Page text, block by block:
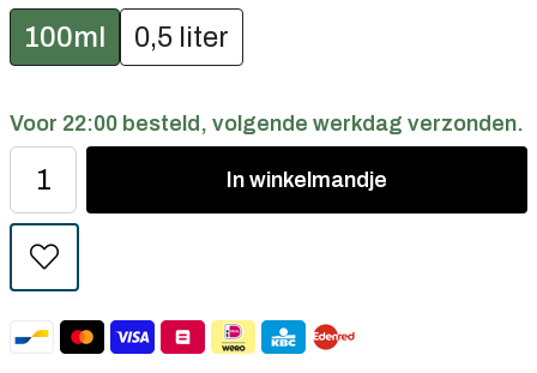
100ml 0,5 liter
Voor 22:00 besteld, volgende werkdag verzonden.
In winkelmandje